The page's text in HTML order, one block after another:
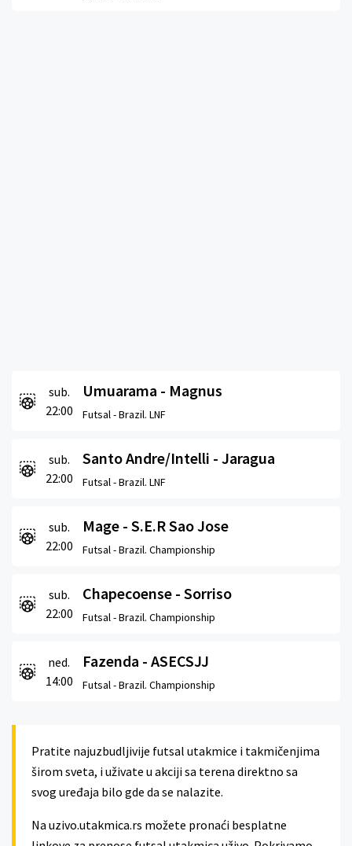
sub.
22:00
Umuarama - Magnus
Futsal -Brazil. LNF
sub.
22:00
Santo Andre/Intelli - Jaragua
Futsal -Brazil. LNF
sub.
22:00
Mage - S.E.R Sao Jose
Futsal -Brazil. Championship
sub.
22:00
Chapecoense - Sorriso
Futsal -Brazil. Championship
ned.
14:00
Fazenda - ASECSJJ
Futsal -Brazil. Championship
Pratite najuzbudljivije futsal utakmice i takmičenjima
širom sveta, i uživate u akciji sa terena direktno sa
svog uređaja bilo gde da se nalazite.
Na uzivo.utakmica.rs možete pronaći besplatne